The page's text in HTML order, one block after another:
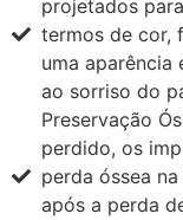
projetados
termos de cor,
uma
ao sorriso do
Preservação
perdido, os
perda óssea
após a perda